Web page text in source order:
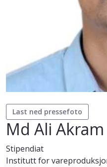
Last ned pressefoto
Md Ali Akram
Stipendiat
Institutt for